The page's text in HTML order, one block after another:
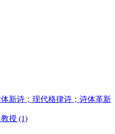
新诗；现代格律诗；诗体革新
授 (1)